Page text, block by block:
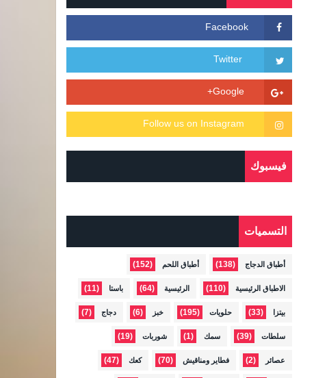
فيسبوك
التسميات
أطباق الدجاج (138) أطباق اللحم (152)
الاطباق الرئيسية (110) الرئيسية (64) باستا (11)
بيتزا (33) حلويات (195) خبز (6) دجاج (7)
سلطات (39) سمك (1) شوربات (19)
عصائر (2) فطاير ومناقيش (70) كعك (47)